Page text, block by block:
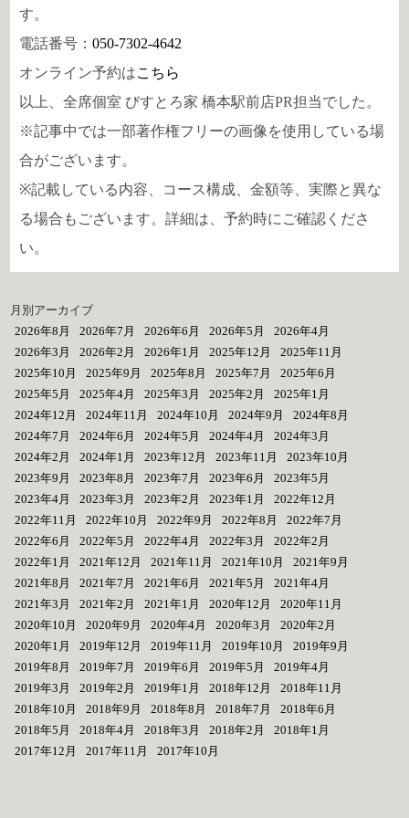
す。
電話番号：050-7302-4642
オンライン予約はこちら
以上、全席個室 びすとろ家 橋本駅前店PR担当でした。
※記事中では一部著作権フリーの画像を使用している場
合がございます。
※記載している内容、コース構成、金額等、実際と異な
る場合もございます。詳細は、予約時にご確認くださ
い。
月別アーカイブ
2026年8月
2026年7月 2026年6月 2026年5月
2026年4月
2026年3月
2026年2月 2026年1月 2025年12月
2025年11月
2025年10月
2025年9月 2025年8月 2025年7月
2025年6月
2025年5月
2025年4月 2025年3月 2025年2月
2025年1月
2024年12月
2024年11月 2024年10月 2024年9月
2024年8月
2024年7月
2024年6月 2024年5月 2024年4月
2024年3月
2024年2月
2024年1月 2023年12月 2023年11月
2023年10月
2023年9月
2023年8月 2023年7月 2023年6月
2023年5月
2023年4月
2023年3月 2023年2月 2023年1月
2022年12月
2022年11月
2022年10月 2022年9月 2022年8月
2022年7月
2022年6月
2022年5月 2022年4月 2022年3月
2022年2月
2022年1月
2021年12月 2021年11月 2021年10月
2021年9月
2021年8月
2021年7月 2021年6月 2021年5月
2021年4月
2021年3月
2021年2月 2021年1月 2020年12月
2020年11月
2020年10月
2020年9月 2020年4月 2020年3月
2020年2月
2020年1月
2019年12月 2019年11月 2019年10月
2019年9月
2019年8月
2019年7月 2019年6月 2019年5月
2019年4月
2019年3月
2019年2月 2019年1月 2018年12月
2018年11月
2018年10月
2018年9月 2018年8月 2018年7月
2018年6月
2018年5月
2018年4月 2018年3月 2018年2月
2018年1月
2017年12月
2017年11月 2017年10月